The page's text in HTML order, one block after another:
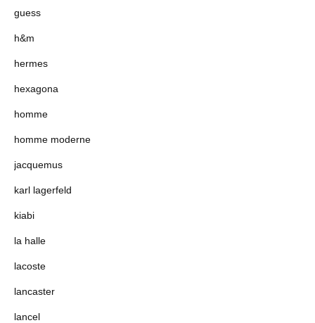
guess
h&m
hermes
hexagona
homme
homme moderne
jacquemus
karl lagerfeld
kiabi
la halle
lacoste
lancaster
lancel